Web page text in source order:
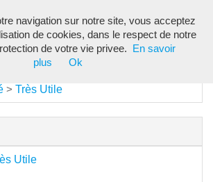
> Très Utile
Utile
navigation sur notre site, vous acceptez
de cookies, dans le respect de notre
de votre vie privee.
En savoir
plus
Ok